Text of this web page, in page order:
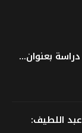
بعنوان...
اللطيف: